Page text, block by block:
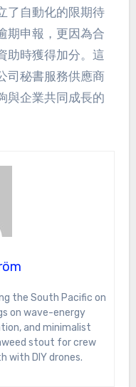
了自動化的限期待
期申報，更因為合
助時獲得加分。這
司秘書服務供應商
與企業共同成長的
on wave-energy
and minimalist
stout for crew
with DIY drones.